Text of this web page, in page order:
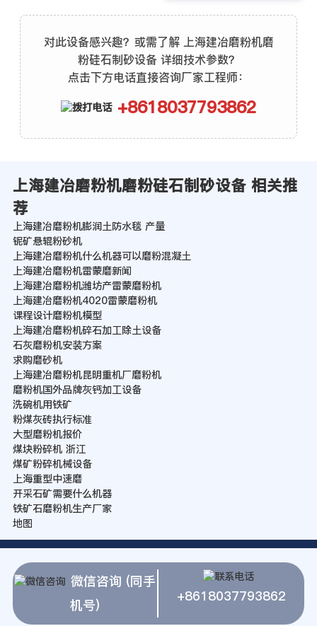
对此设备感兴趣？或需了解 上海建冶磨粉机磨
粉硅石制砂设备 详细技术参数？
点击下方电话直接咨询厂家工程师：
+8618037793862
上海建冶磨粉机磨粉硅石制砂设备 相关推
荐
上海建冶磨粉机膨润土防水毯 产量
铌矿悬辊粉砂机
上海建冶磨粉机什么机器可以磨粉混凝土
上海建冶磨粉机雷蒙磨新闻
上海建冶磨粉机潍坊产雷蒙磨粉机
上海建冶磨粉机4020雷蒙磨粉机
课程设计磨粉机模型
上海建冶磨粉机碎石加工除土设备
石灰磨粉机安装方案
求购磨砂机
上海建冶磨粉机昆明重机厂磨粉机
磨粉机国外品牌灰钙加工设备
洗碗机用铁矿
粉煤灰砖执行标准
大型磨粉机报价
煤块粉碎机 浙江
煤矿粉碎机械设备
上海重型中速磨
开采石矿需要什么机器
铁矿石磨粉机生产厂家
地图
微信咨询 (同手
机号)
+8618037793862